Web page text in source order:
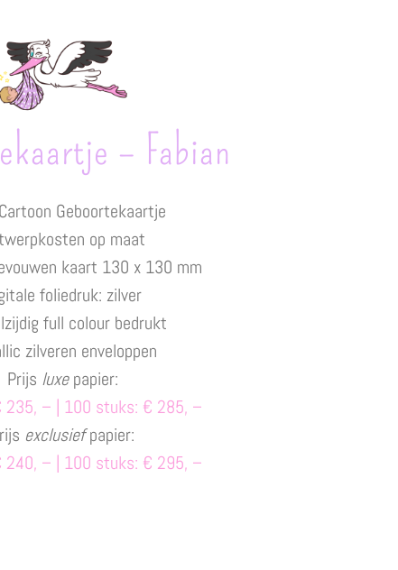
– Fabian
Geboortekaartje
op maat
kaart 130 x 130 mm
foliedruk: zilver
full colour bedrukt
zilveren enveloppen
Prijs luxepapier:
235, – | 100 stuks: € 285, –
exclusiefpapier:
240, – | 100 stuks: € 295, –